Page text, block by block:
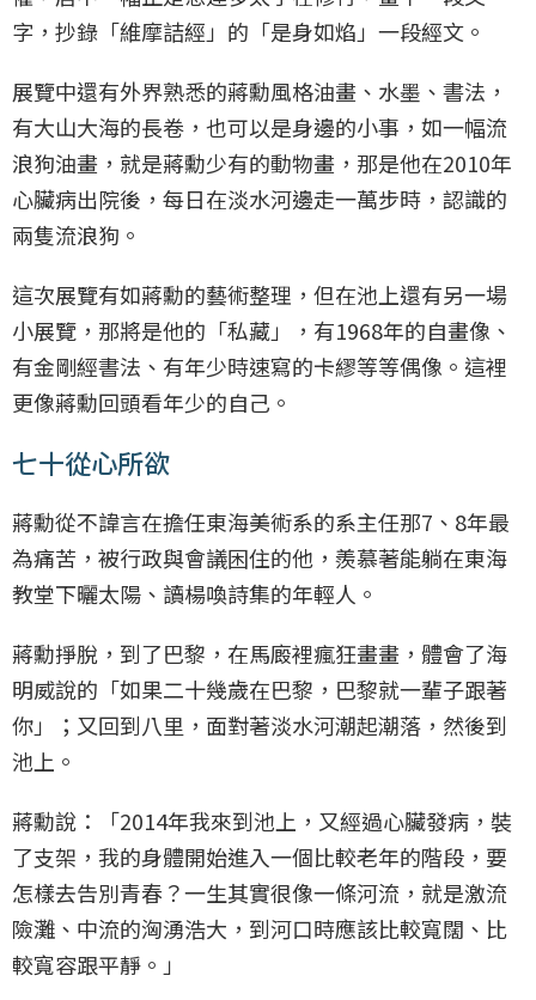
字，抄錄「維摩詰經」的「是身如焰」一段經文。
展覽中還有外界熟悉的蔣勳風格油畫、水墨、書法，
有大山大海的長卷，也可以是身邊的小事，如一幅流
浪狗油畫，就是蔣勳少有的動物畫，那是他在2010年
心臟病出院後，每日在淡水河邊走一萬步時，認識的
兩隻流浪狗。
這次展覽有如蔣勳的藝術整理，但在池上還有另一場
小展覽，那將是他的「私藏」，有1968年的自畫像、
有金剛經書法、有年少時速寫的卡繆等等偶像。這裡
更像蔣勳回頭看年少的自己。
七十從心所欲
蔣勳從不諱言在擔任東海美術系的系主任那7、8年最
為痛苦，被行政與會議困住的他，羨慕著能躺在東海
教堂下曬太陽、讀楊喚詩集的年輕人。
蔣勳掙脫，到了巴黎，在馬廄裡瘋狂畫畫，體會了海
明威說的「如果二十幾歲在巴黎，巴黎就一輩子跟著
你」；又回到八里，面對著淡水河潮起潮落，然後到
池上。
蔣勳說：「2014年我來到池上，又經過心臟發病，裝
了支架，我的身體開始進入一個比較老年的階段，要
怎樣去告別青春？一生其實很像一條河流，就是激流
險灘、中流的洶湧浩大，到河口時應該比較寬闊、比
較寬容跟平靜。」